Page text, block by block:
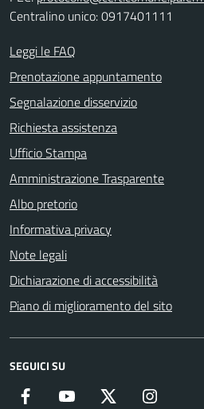
Centralino unico: 0917401111
Leggi le FAQ
Prenotazione appuntamento
Segnalazione disservizio
Richiesta assistenza
Ufficio Stampa
Amministrazione Trasparente
Albo pretorio
Informativa privacy
Note legali
Dichiarazione di accessibilità
Piano di miglioramento del sito
SEGUICI SU
Facebook YouTube Twitter